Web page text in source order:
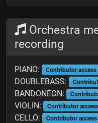
Orchestra
recording
PIANO: Contributor access
DOUBLEBASS:
BANDONEON:
VIOLIN: Contributor access
CELLO: Contributor access